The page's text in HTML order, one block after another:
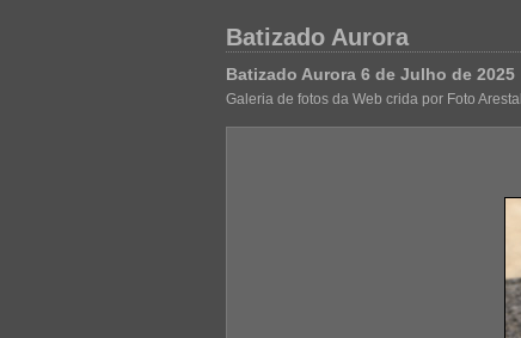
Batizado Aurora
Batizado Aurora 6 de Julho de 2025
Galeria de fotos da Web crida por Foto Arestal